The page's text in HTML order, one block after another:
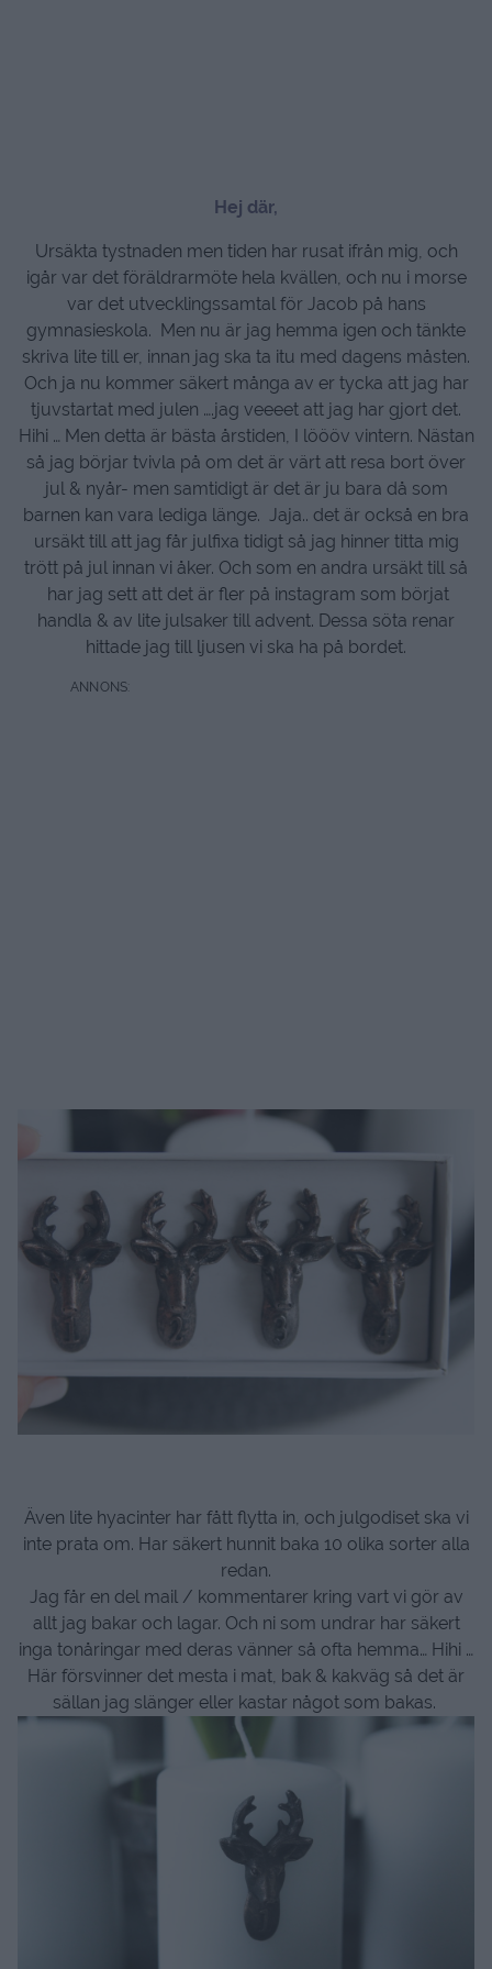
Hej där,
Ursäkta tystnaden men tiden har rusat ifrån mig, och
igår var det föräldrarmöte hela kvällen, och nu i morse
var det utvecklingssamtal för Jacob på hans
gymnasieskola. Men nu är jag hemma igen och tänkte
skriva lite till er, innan jag ska ta itu med dagens måsten.
Och ja nu kommer säkert många av er tycka att jag har
tjuvstartat med julen ….jag veeeet att jag har gjort det.
Hihi … Men detta är bästa årstiden, I löööv vintern. Nästan
så jag börjar tvivla på om det är värt att resa bort över
jul & nyår- men samtidigt är det är ju bara då som
barnen kan vara lediga länge. Jaja.. det är också en bra
ursäkt till att jag får julfixa tidigt så jag hinner titta mig
trött på jul innan vi åker. Och som en andra ursäkt till så
har jag sett att det är fler på instagram som börjat
handla & av lite julsaker till advent. Dessa söta renar
hittade jag till ljusen vi ska ha på bordet.
Även lite hyacinter har fått flytta in, och julgodiset ska vi
inte prata om. Har säkert hunnit baka 10 olika sorter alla
redan.
Jag får en del mail / kommentarer kring vart vi gör av
allt jag bakar och lagar. Och ni som undrar har säkert
inga tonåringar med deras vänner så ofta hemma… Hihi …
Här försvinner det mesta i mat, bak & kakväg så det är
sällan jag slänger eller kastar något som bakas.